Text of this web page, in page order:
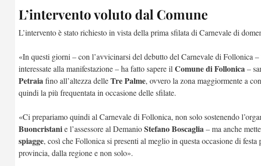
L’intervento voluto dal Comune
L’intervento è stato richiesto in vista della prima sfilata di Carnevale di
«In questi giorni – con l’avvicinarsi del debutto del Carnevale di Follonica
interessate alla manifestazione – ha fatto sapere il Comune di Follonica–
Petraiafino all’altezza delleTre Palme, ovvero la zona maggiormente a
quindi la più frequentata in occasione delle sfilate.
«Ci prepariamo quindi al Carnevale di Follonica, non solo sostenendo
Buoncristanie l’assessore al DemanioStefano Boscaglia– ma anche
spiagge, così che Follonica si presenti al meglio in questa occasione di
provincia, dalla regione e non solo».